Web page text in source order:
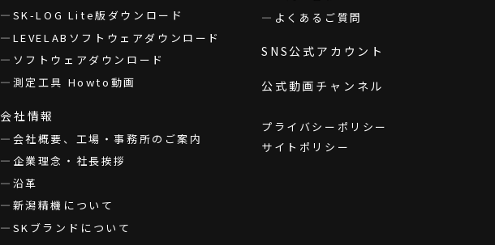
SK-LOG Lite版ダウンロード
LEVELABソフトウェアダウンロード
ソフトウェアダウンロード
測定工具 Howto動画
会社情報
会社概要、工場・事務所のご案内
企業理念・社長挨拶
沿革
新潟精機について
SKブランドについて
よくあるご質問
SNS公式アカウント
公式動画チャンネル
プライバシーポリシー
サイトポリシー